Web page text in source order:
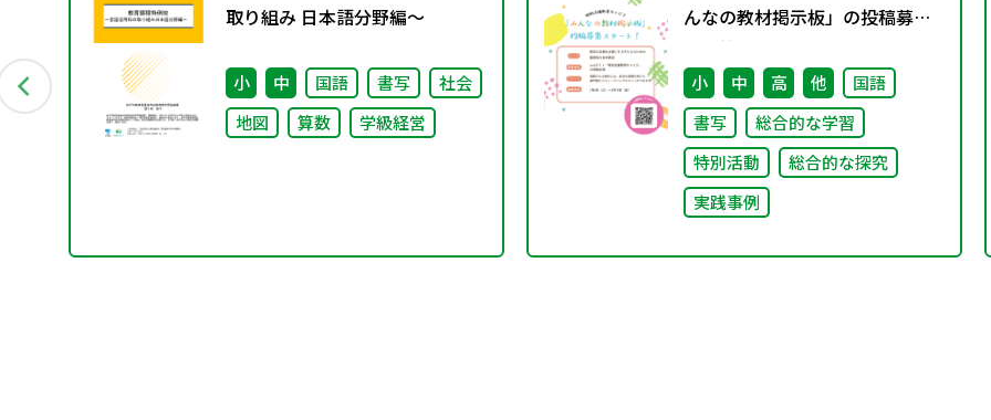
取り組み 日本語分野編～
小 中 国語 書写
社会
地図
算数 学級経営
んなの教材掲示板」の投稿募集
を開始しました！
小 中 高 他
国語
書写
総合的な学習
特別活動
総合的な探究
実践事例